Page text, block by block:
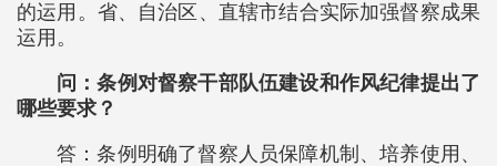
的运用。省、自治区、直辖市结合实际加强督察成果
运用。
问：条例对督察干部队伍建设和作风纪律提出了
哪些要求？
答：条例明确了督察人员保障机制、培养使用、